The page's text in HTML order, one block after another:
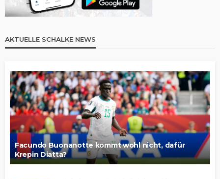
AKTUELLE SCHALKE NEWS
Facundo Buonanotte kommt wohl nicht, dafür
Krepin Diatta?